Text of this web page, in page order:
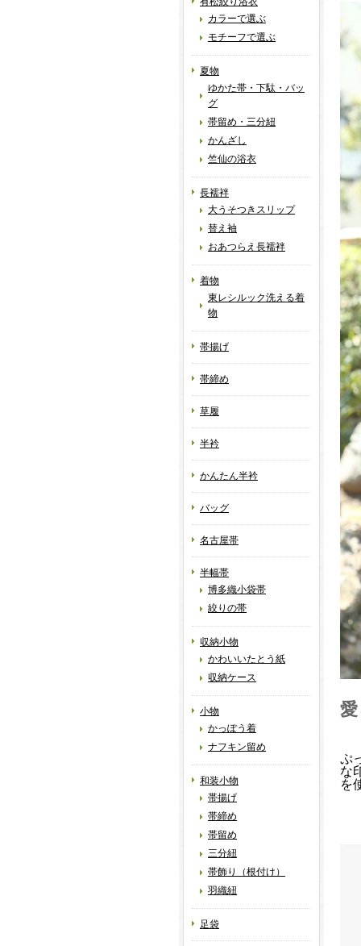
カラーで選ぶ
モチーフで選ぶ
夏物
ゆかた帯・下駄・バッ
グ
帯留め・三分紐
かんざし
竺仙の浴衣
長襦袢
大うそつきスリップ
替え袖
おあつらえ長襦袢
着物
東レシルック洗える着
物
帯揚げ
帯締め
草履
半衿
かんたん半衿
バッグ
名古屋帯
半幅帯
博多織小袋帯
絞りの帯
収納小物
かわいいたとう紙
収納ケース
小物
かっぽう着
ナフキン留め
和装小物
帯揚げ
帯締め
帯留め
三分紐
帯飾り（根付け）
羽織紐
足袋
ぷ
な
を